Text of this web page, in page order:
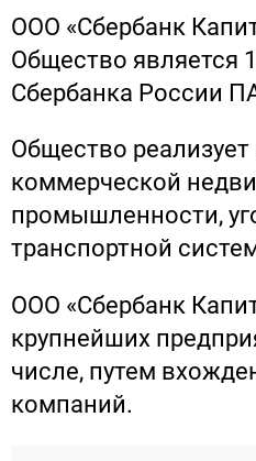
OOO «Сбербанк
Общество является
Сбербанка России
Общество
коммерческой
промышленности,
транспортной
ООО «Сбербанк
крупнейших
числе, путем
компаний.